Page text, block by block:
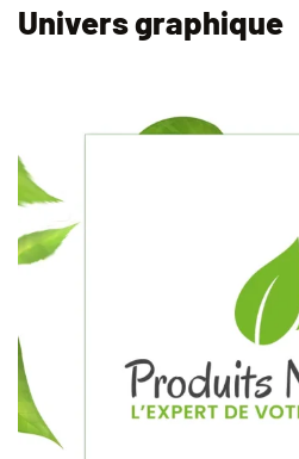
Univers graphique